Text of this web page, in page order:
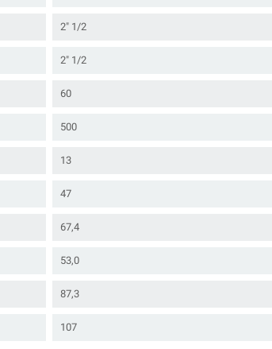
2" 1/2
2" 1/2
60
500
13
47
67,4
53,0
87,3
107